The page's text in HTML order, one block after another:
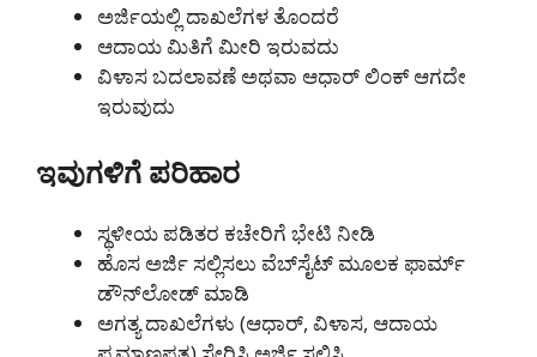
ಅರ್ಜಿಯಲ್ಲಿ ದಾಖಲೆಗಳ ತೊಂದರೆ
ಆದಾಯ ಮಿತಿಗೆ ಮೀರಿ ಇರುವದು
ವಿಳಾಸ ಬದಲಾವಣೆ ಅಥವಾ ಆಧಾರ್ ಲಿಂಕ್ ಆಗದೇ
ಇರುವುದು
ಇವುಗಳಿಗೆ ಪರಿಹಾರ
ಸ್ಥಳೀಯ ಪಡಿತರ ಕಚೇರಿಗೆ ಭೇಟಿ ನೀಡಿ
ಹೊಸ ಅರ್ಜಿ ಸಲ್ಲಿಸಲು ವೆಬ್‌ಸೈಟ್‌ ಮೂಲಕ ಫಾರ್ಮ್
ಡೌನ್‌ಲೋಡ್ ಮಾಡಿ
ಅಗತ್ಯ ದಾಖಲೆಗಳು (ಆಧಾರ್, ವಿಳಾಸ, ಆದಾಯ